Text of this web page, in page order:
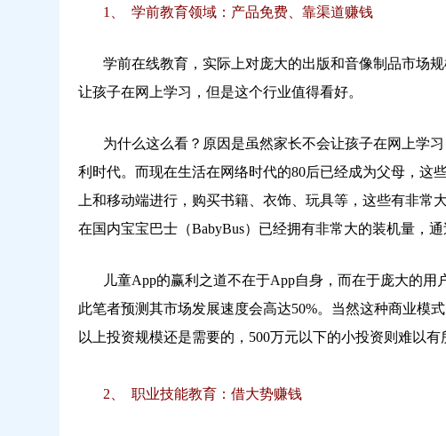
1、 学前教育领域：产品免费、靠渠道赚钱
学前在线教育，实际上对庞大的出版和音像制品市场规
让孩子在网上学习，但是这个行业值得看好。
为什么这么看？原因是虽然家长不会让孩子在网上学习
利时代。而现在生活在网络时代的80后已经成为父母，这
上和移动端进行，购买书籍、衣饰、玩具等，这些有非常
在国内宝宝巴士（BabyBus）已经拥有非常大的装机量，
儿童App的赢利之道不在于App自身，而在于庞大的用
此笔者预测其市场发展速度会高达50%。当然这种商业模
以上投资规模还是需要的，500万元以下的小投资则难以有
2、 职业技能教育：借大势赚钱